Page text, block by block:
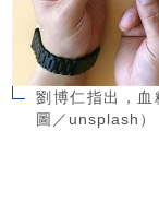
劉博仁指出，
圖／unsplash）